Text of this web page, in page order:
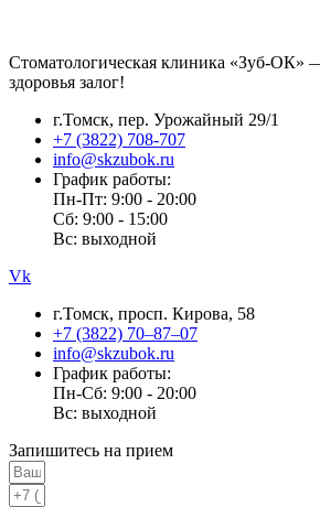
Стоматологическая клиника «Зуб-ОК»
здоровья залог!
г.Томск, пер. Урожайный 29/1
+7 (3822) 708-707
info@skzubok.ru
График работы:
Пн-Пт: 9:00 - 20:00
Сб: 9:00 - 15:00
Вс: выходной
Vk
г.Томск, просп. Кирова, 58
+7 (3822) 70‒87‒07
info@skzubok.ru
График работы:
Пн-Сб: 9:00 - 20:00
Вс: выходной
Запишитесь на прием